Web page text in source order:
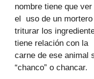
nombre tiene que
el
uso de un
triturar los
tiene relación con la
carne de ese animal
“chanco” o chancar.